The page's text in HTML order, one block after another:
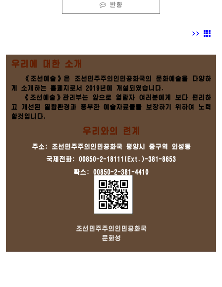
반향
>>
우리에 대한 소개
《조선예술》은 조선민주주의인민공화국의 문화예술을 다양하
게 소개하는 홈페지로서 2019년에 개설되였습니다.
《조선예술》관리부는 앞으로 열람자 여러분에게 보다 편리하
고 개선된 열람환경과 풍부한 예술자료들을 보장하기 위하여 노력
할것입니다.
우리와의 련계
주소: 조선민주주의인민공화국 평양시 중구역 외성동
국제전화: 00850-2-18111(Ext.)-381-8653
확스: 00850-2-381-4410
조선민주주의인민공화국
문화성